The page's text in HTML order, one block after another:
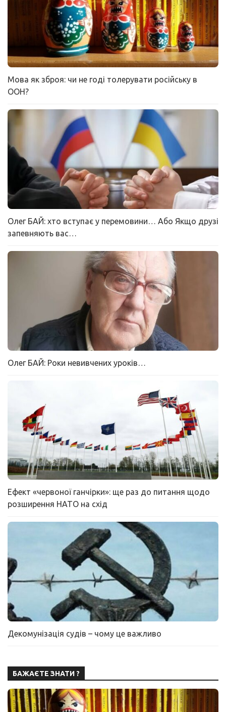
Мова як зброя: чи не годі толерувати російську в
ООН?
Олег БАЙ: хто вступає у перемовини… Або Якщо друзі
запевняють вас…
Олег БАЙ: Роки невивчених уроків…
Ефект «червоної ганчірки»: ще раз до питання щодо
розширення НАТО на схід
Декомунізація судів – чому це важливо
БАЖАЄТЕ ЗНАТИ ?